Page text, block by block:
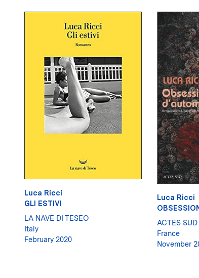
Luca Ricci
GLI ESTIVI
LA NAVE DI TESEO
Italy
February 2020
Luca Ricci
ACTES SUD
France
November